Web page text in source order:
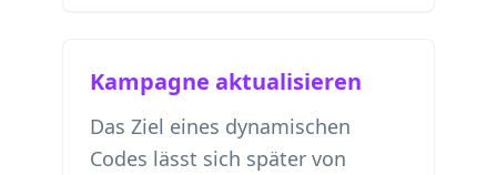
Kampagne aktualisieren
Das Ziel eines dynamischen
Codes lässt sich später von